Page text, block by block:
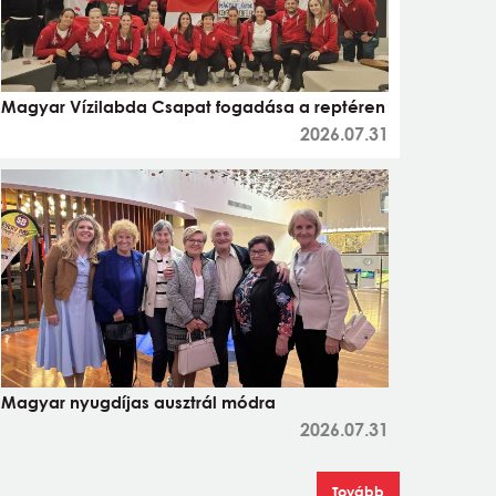
Magyar Vízilabda Csapat fogadása a reptéren
2026.07.31
Magyar nyugdíjas ausztrál módra
2026.07.31
Tovább